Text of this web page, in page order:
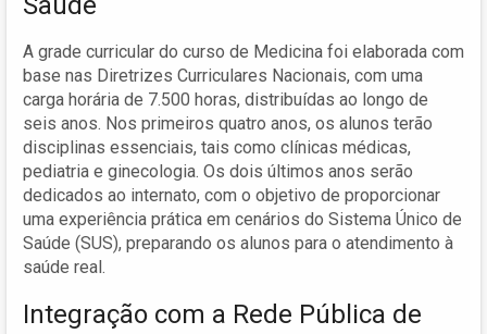
A grade curricular do curso de Medicina foi elaborada com
base nas Diretrizes Curriculares Nacionais, com uma
carga horária de 7.500 horas, distribuídas ao longo de
seis anos. Nos primeiros quatro anos, os alunos terão
disciplinas essenciais, tais como clínicas médicas,
pediatria e ginecologia. Os dois últimos anos serão
dedicados ao internato, com o objetivo de proporcionar
uma experiência prática em cenários do Sistema Único de
Saúde (SUS), preparando os alunos para o atendimento à
saúde real.
Integração com a Rede Pública de